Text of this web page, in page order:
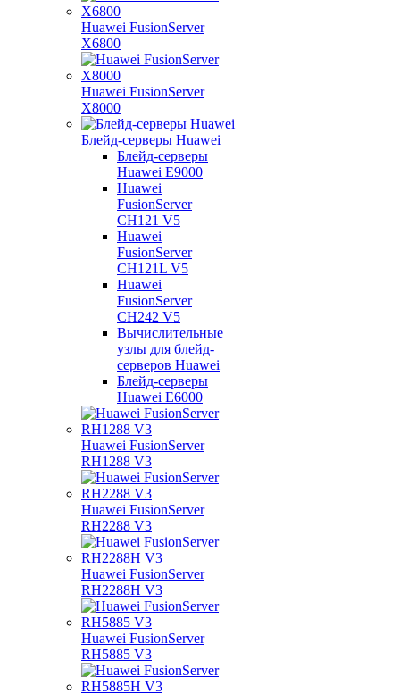
Huawei FusionServer
X6800
Huawei FusionServer
X8000
Блейд-серверы Huawei
Блейд-серверы
Huawei E9000
Huawei
FusionServer
CH121 V5
Huawei
FusionServer
CH121L V5
Huawei
FusionServer
CH242 V5
Вычислительные
узлы для блейд-
серверов Huawei
Блейд-серверы
Huawei E6000
Huawei FusionServer
RH1288 V3
Huawei FusionServer
RH2288 V3
Huawei FusionServer
RH2288H V3
Huawei FusionServer
RH5885 V3